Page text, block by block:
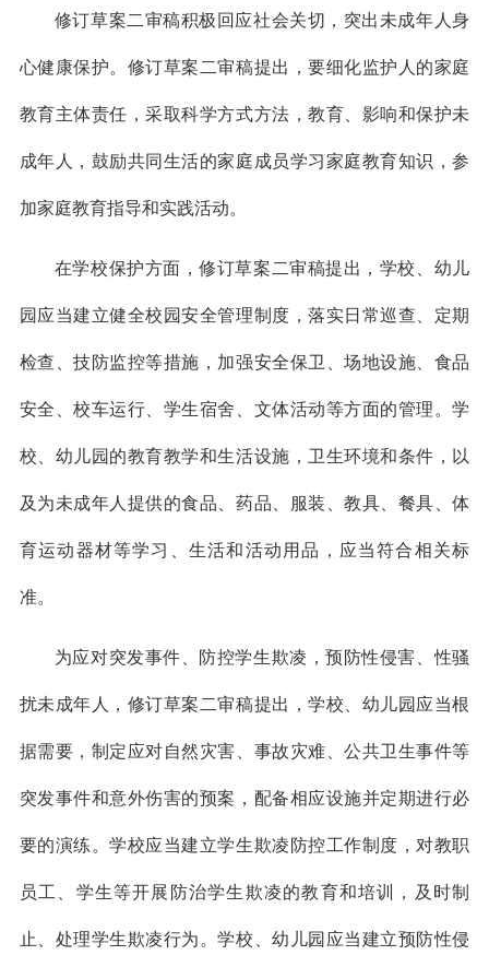
修订草案二审稿积极回应社会关切，突出未成年人身
心健康保护。修订草案二审稿提出，要细化监护人的家庭
教育主体责任，采取科学方式方法，教育、影响和保护未
成年人，鼓励共同生活的家庭成员学习家庭教育知识，参
加家庭教育指导和实践活动。
在学校保护方面，修订草案二审稿提出，学校、幼儿
园应当建立健全校园安全管理制度，落实日常巡查、定期
检查、技防监控等措施，加强安全保卫、场地设施、食品
安全、校车运行、学生宿舍、文体活动等方面的管理。学
校、幼儿园的教育教学和生活设施，卫生环境和条件，以
及为未成年人提供的食品、药品、服装、教具、餐具、体
育运动器材等学习、生活和活动用品，应当符合相关标
准。
为应对突发事件、防控学生欺凌，预防性侵害、性骚
扰未成年人，修订草案二审稿提出，学校、幼儿园应当根
据需要，制定应对自然灾害、事故灾难、公共卫生事件等
突发事件和意外伤害的预案，配备相应设施并定期进行必
要的演练。学校应当建立学生欺凌防控工作制度，对教职
员工、学生等开展防治学生欺凌的教育和培训，及时制
止、处理学生欺凌行为。学校、幼儿园应当建立预防性侵